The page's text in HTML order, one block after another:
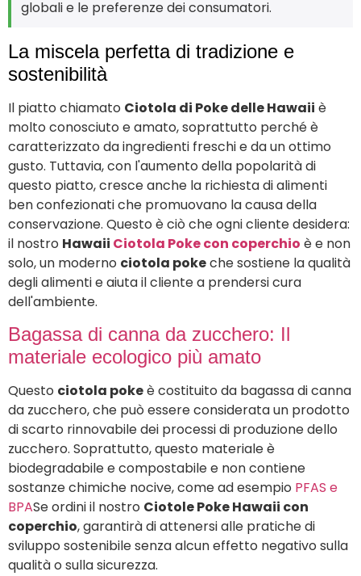
globali e le preferenze dei consumatori.
La miscela perfetta di tradizione e
sostenibilità
Il piatto chiamato Ciotola di Poke delle Hawaii è
molto conosciuto e amato, soprattutto perché è
caratterizzato da ingredienti freschi e da un ottimo
gusto. Tuttavia, con l'aumento della popolarità di
questo piatto, cresce anche la richiesta di alimenti
ben confezionati che promuovano la causa della
conservazione. Questo è ciò che ogni cliente desidera:
il nostro Hawaii Ciotola Poke con coperchio è e non
solo, un moderno ciotola pokeche sostiene la qualità
degli alimenti e aiuta il cliente a prendersi cura
dell'ambiente.
Bagassa di canna da zucchero: Il
materiale ecologico più amato
Questo ciotola pokeè costituito da bagassa di canna
da zucchero, che può essere considerata un prodotto
di scarto rinnovabile dei processi di produzione dello
zucchero. Soprattutto, questo materiale è
biodegradabile e compostabile e non contiene
sostanze chimiche nocive, come ad esempio PFAS e
BPASe ordini il nostro Ciotole Poke Hawaii con
coperchio, garantirà di attenersi alle pratiche di
sviluppo sostenibile senza alcun effetto negativo sulla
qualità o sulla sicurezza.